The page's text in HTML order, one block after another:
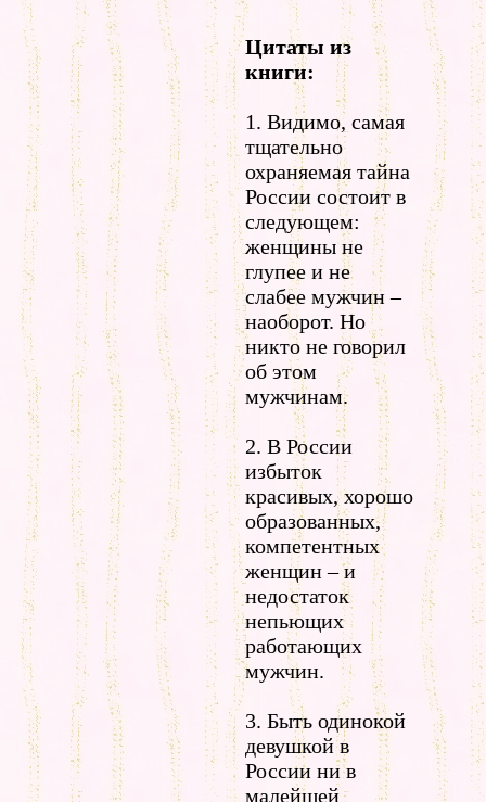
Цитаты из
книги:
1. Видимо, самая
тщательно
охраняемая тайна
России состоит в
следующем:
женщины не
глупее и не
слабее мужчин –
наоборот. Но
никто не говорил
об этом
мужчинам.
2. В России
избыток
красивых, хорошо
образованных,
компетентных
женщин – и
недостаток
непьющих
работающих
мужчин.
3. Быть одинокой
девушкой в
России ни в
малейшей